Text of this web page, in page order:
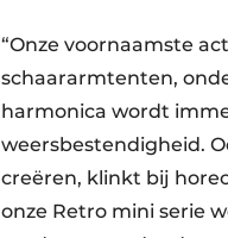
“Onze voornaamste
schaararmtenten,
harmonica wordt
weersbestendigheid.
creëren, klinkt bij
onze Retro mini serie